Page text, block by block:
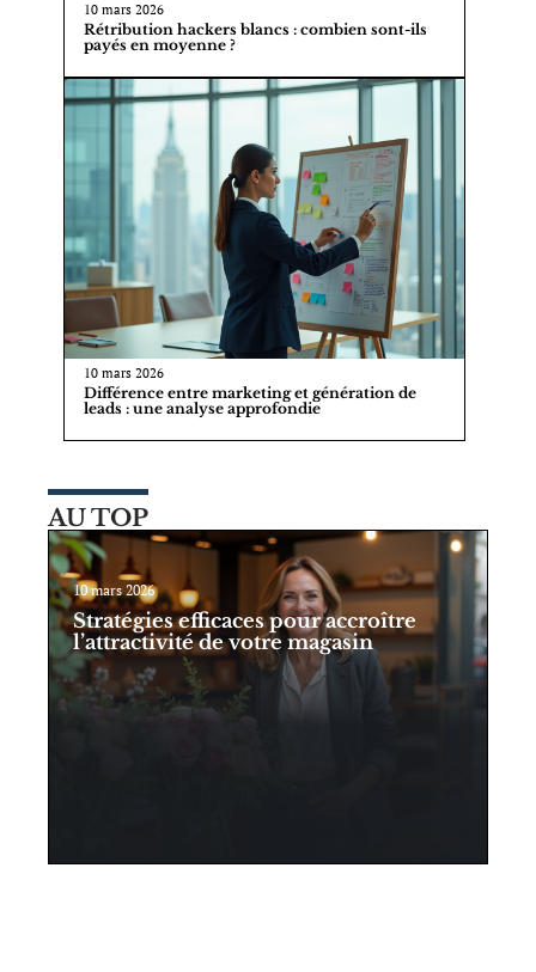
10 mars 2026
Rétribution hackers blancs : combien sont-ils
payés en moyenne ?
10 mars 2026
Différence entre marketing et génération de
leads : une analyse approfondie
AU TOP
10 mars 2026
Stratégies efficaces pour accroître
l’attractivité de votre magasin